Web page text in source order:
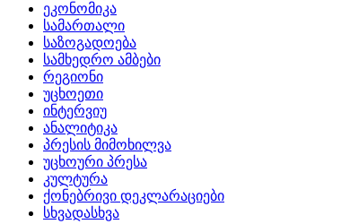
ეკონომიკა
სამართალი
საზოგადოება
სამხედრო ამბები
რეგიონი
უცხოეთი
ინტერვიუ
ანალიტიკა
პრესის მიმოხილვა
უცხოური პრესა
კულტურა
ქონებრივი დეკლარაციები
სხვადასხვა